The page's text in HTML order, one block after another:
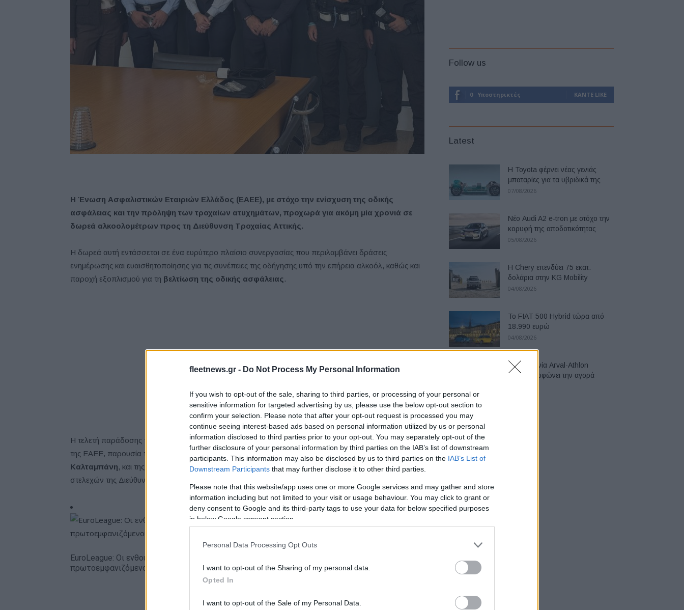
fleetnews.gr - Do Not Process My Personal Information
If you wish to opt-out of the sale, sharing to third parties, or processing of your personal or
sensitive information for targeted advertising by us, please use the below opt-out section to
confirm your selection. Please note that after your opt-out request is processed you may
continue seeing interest-based ads based on personal information utilized by us or personal
information disclosed to third parties prior to your opt-out. You may separately opt-out of the
further disclosure of your personal information by third parties on the IAB’s list of downstream
participants. This information may also be disclosed by us to third parties on the IAB’s List of
Downstream Participants that may further disclose it to other third parties.
Please note that this website/app uses one or more Google services and may gather and store
information including but not limited to your visit or usage behaviour. You may click to grant or
deny consent to Google and its third-party tags to use your data for below specified purposes
in below Google consent section.
Personal Data Processing Opt Outs
I want to opt-out of the Sharing of my personal data.
Opted In
I want to opt-out of the Sale of my Personal Data.
Η Ένωση Ασφαλιστικών Εταιριών Ελλάδος (ΕΑΕΕ), με στόχο την ενίσχυση της οδικής
ασφάλειας και την πρόληψη των τροχαίων ατυχημάτων, προχωρά για ακόμη μία χρονιά σε
δωρεά αλκοολομέτρων προς τη Διεύθυνση Τροχαίας Αττικής.
Η δωρεά αυτή εντάσσεται σε ένα ευρύτερο πλαίσιο συνεργασίας που περιλαμβάνει δράσεις
ενημέρωσης και ευαισθητοποίησης για τις συνέπειες της οδήγησης υπό την επήρεια αλκοόλ, καθώς και
παροχή εξοπλισμού για τη βελτίωση της οδικής ασφάλειας .
Η τελετή παράδοσης των αλκοολομέτρων πραγματοποιήθηκε στις 30 Οκτωβρίου 2025, στα γραφεία
της ΕΑΕΕ, παρουσία του Διευθυντή της Διεύθυνσης Τροχαίας Αττικής, Ταξίαρχου
Σωτήρη
Καλταμπάνη, και της Γενικής Διευθύντριας της ΕΑΕΕ,Ελίνας Παπασπυροπούλου, καθώς και
στελεχών της Διεύθυνσης της Τροχαίας και της Ένωσης.
EuroLeague: Οι ενθουσιώδεις
πρωτοεμφανιζόμενοι
Ευρωπαϊκό Κορασίδων Β' Κατηγορίας:
Follow us
0 Υποστηρικτές ΚΆΝΤΕ LIKE
Latest
Η Toyota φέρνει νέας γενιάς
μπαταρίες για τα υβριδικά της
07/08/2026
Νέο Audi A2 e-tron με στόχο την
κορυφή της αποδοτικότητας
05/08/2026
Η Chery επενδύει 75 εκατ.
δολάρια στην KG Mobility
04/08/2026
Το FIAT 500 Hybrid τώρα από
18.990 ευρώ
04/08/2026
Η συμφωνία Arval-Athlon
αναδιαμορφώνει την αγορά